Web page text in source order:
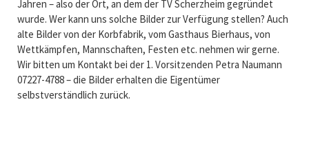
Jahren – also der Ort, an dem der TV Scherzheim gegründet
wurde. Wer kann uns solche Bilder zur Verfügung stellen? Auch
alte Bilder von der Korbfabrik, vom Gasthaus Bierhaus, von
Wettkämpfen, Mannschaften, Festen etc. nehmen wir gerne.
Wir bitten um Kontakt bei der 1. Vorsitzenden Petra Naumann
07227-4788 – die Bilder erhalten die Eigentümer
selbstverständlich zurück.